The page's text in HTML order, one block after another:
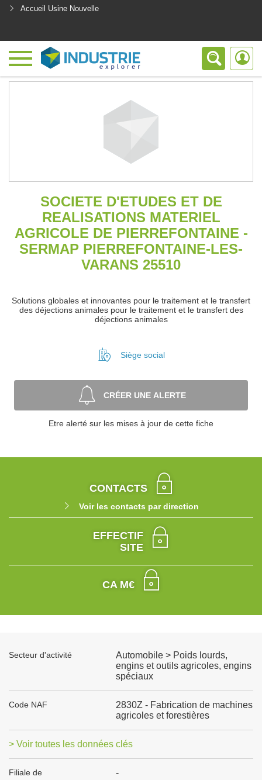
Accueil Usine Nouvelle
SOCIETE D'ETUDES ET DE
REALISATIONS MATERIEL
AGRICOLE DE PIERREFONTAINE -
SERMAP PIERREFONTAINE-LES-
VARANS 25510
Solutions globales et innovantes pour le traitement et le transfert
des déjections animales pour le traitement et le transfert des
déjections animales
Siège social
CRÉER UNE ALERTE
Etre alerté sur les mises à jour de cette fiche
CONTACTS
Voir les contacts par direction
EFFECTIF
SITE
CA M€
Secteur d'activité
Automobile > Poids lourds,
engins et outils agricoles, engins
spéciaux
Code NAF
2830Z - Fabrication de machines
agricoles et forestières
> Voir toutes les données clés
Filiale de -